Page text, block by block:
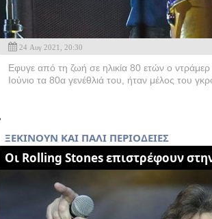
24 Αυγ 2021, 20:30
Εφυγε από τη ζωή σε ηλικία 80 ετών ο
Ιούνιο τα 80α γενέθλιά του, ήταν μέλος του
ΞΕΚΙΝΟΥΝ ΚΑΙ ΠΑΛΙ ΠΕΡΙΟΔΕΙΕΣ
Οι Rolling Stones επιστρέφουν